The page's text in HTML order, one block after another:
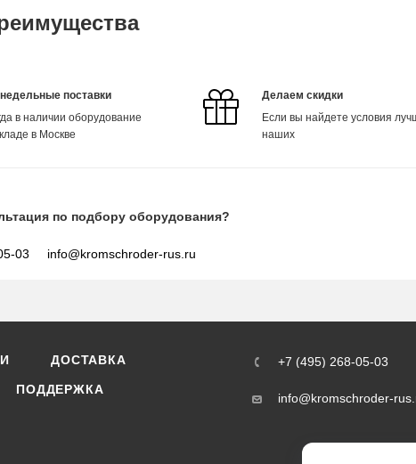
поставки
в наличии оборудование
в Москве
Делаем скидки
Если вы найдете условия
наших
по подбору оборудования?
03 info@kromschroder-rus.ru
ДОСТАВКА
ПОДДЕРЖКА
+7 (495) 268-05-03
info@kromschroder-